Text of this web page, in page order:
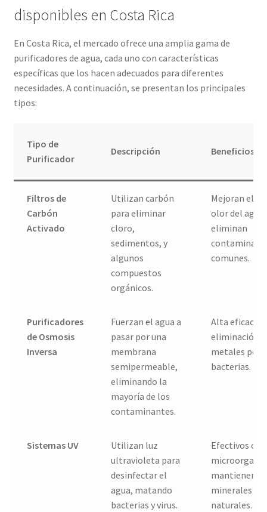
disponibles en Costa Rica
En Costa Rica, el mercado ofrece una amplia gama de
purificadores de agua, cada uno con características
específicas que los hacen adecuados para diferentes
necesidades. A continuación, se presentan los principales
tipos:
Tipo de
Purificador
Descripción Beneficios
Filtros de
Carbón
Activado
Utilizan carbón
para eliminar
cloro,
sedimentos, y
algunos
compuestos
orgánicos.
Mejoran el
olor del agua,
eliminan
comunes.
Purificadores
de Osmosis
Inversa
Fuerzan el agua a
pasar por una
membrana
semipermeable,
eliminando la
mayoría de los
contaminantes.
Alta eficacia
eliminación
metales
bacterias.
Sistemas UV
Utilizan luz
ultravioleta para
desinfectar el
agua, matando
bacterias y virus.
Efectivos
mantienen
minerales
naturales.